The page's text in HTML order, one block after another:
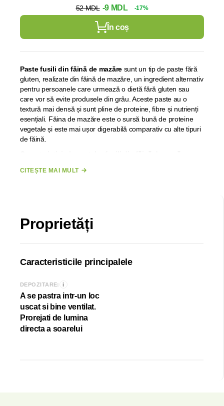
52 MDL -9 MDL -17%
În coș
Paste fusili din făină de mazăre sunt un tip de paste fără
gluten, realizate din făină de mazăre, un ingredient alternativ
pentru persoanele care urmează o dietă fără gluten sau
care vor să evite produsele din grâu. Aceste paste au o
textură mai densă și sunt pline de proteine, fibre și nutrienți
esențiali. Făina de mazăre este o sursă bună de proteine
vegetale și este mai ușor digerabilă comparativ cu alte tipuri
de făină.
Caracteristici ale pastelor fusili din făină de mazăre:
Fără gluten: Sunt ideale pentru persoanele cu
funcție de condițiile de fabricație, și nu sunt
recomandate persoanelor cu intoleranță severă la
Bogate în proteine:
Făina de mazăre este o sursă
excelentă de proteine vegetale.
Conținut ridicat de fibre:
digestiei sănătoase și menținerea senzației de
sațietate.
Textură densă:
care le face potrivite pentru o gamă largă de sosuri.
CITEȘTE MAI MULT
Proprietăți
Caracteristicile principalele
DEPOZITARE: i
A se pastra intr-un loc
uscat si bine ventilat.
Prorejati de lumina
directa a soarelui